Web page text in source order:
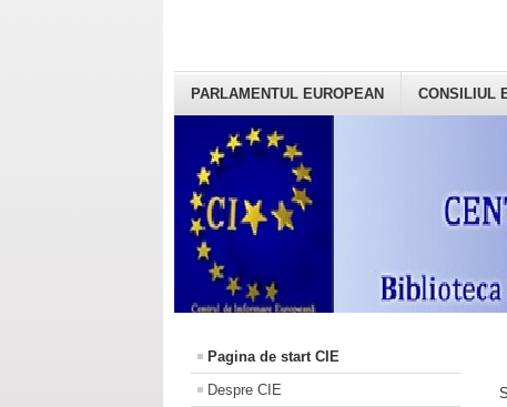
PARLAMENTUL EUROPEAN CONSILIUL
Pagina de start CIE
Despre CIE